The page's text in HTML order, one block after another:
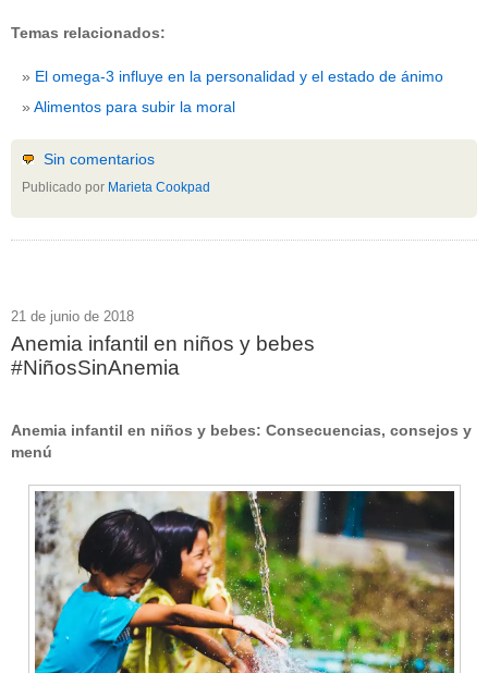
corazon(1)
dietas(10)
embarazo
nutricion(3)
obesidad(12)
Sin categoría(438)
vitaminas(10)
RSS - Entradas
ADMINISTRAR
Temas relacionados:
El omega-3 influye en la personalidad y el estado de ánimo
Alimentos para subir la moral
Sin comentarios
Publicado por Marieta Cookpad
21 de junio de 2018
Anemia infantil en niños y bebes
#NiñosSinAnemia
Anemia infantil en niños y bebes: Consecuencias, consejos y
menú